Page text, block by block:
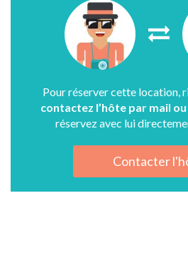
Pour réserver cette location,
contactez l’hôte par mail
réservez avec lui
Contacter